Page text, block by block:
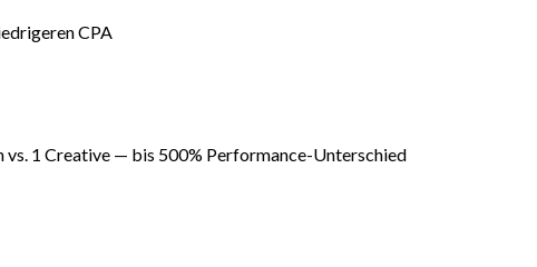
CPA
vs. 1 Creative — bis 500% Performance-Unterschied